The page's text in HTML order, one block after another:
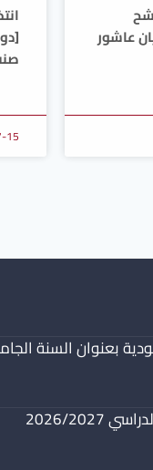
عاشور
15
السنة الجامعية